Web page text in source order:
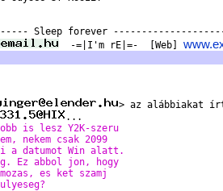
Sleep forever
  -=|I'm rE|=-  [Web]
> az alábbiakat
is lesz Y2K-szeru
nekem csak 2099
datumot Win alatt.
Ez abbol jon, hogy
es ket szamj